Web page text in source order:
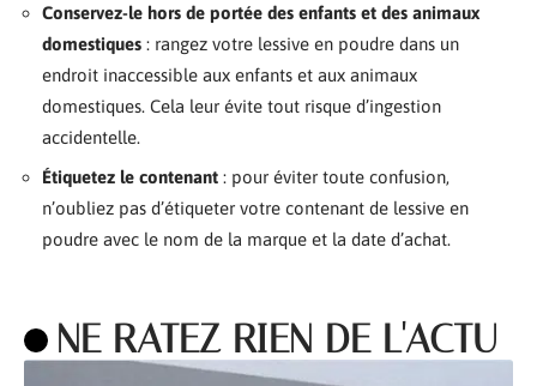
Conservez-le hors de portée des enfants et des animaux
domestiques : rangez votre lessive en poudre dans un
endroit inaccessible aux enfants et aux animaux
domestiques. Cela leur évite tout risque d’ingestion
accidentelle.
Étiquetez le contenant : pour éviter toute confusion,
n’oubliez pas d’étiqueter votre contenant de lessive en
poudre avec le nom de la marque et la date d’achat.
NE RATEZ RIEN DE L'ACTU